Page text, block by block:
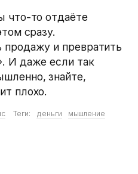
что-то отдаёте
сразу.
продажу и превратить
И даже если так
знайте,
плохо.
Теги: деньги
мышление